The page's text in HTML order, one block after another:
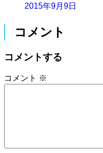
2015年9月9日
コメント
コメントする
コメント ※